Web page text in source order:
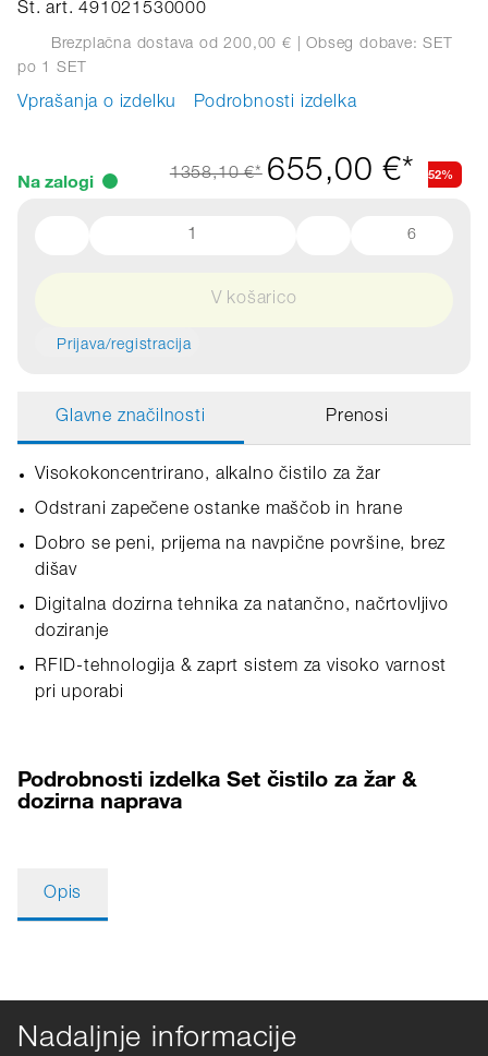
Št. art. 491021530000
Brezplačna dostava od 200,00 € | Obseg dobave: SET
po 1 SET
Vprašanja o izdelku Podrobnosti izdelka
Na zalogi 1358,10 €* 655,00 €* 52%
6
V košarico
Prijava/registracija
Glavne značilnosti Prenosi
Visokokoncentrirano, alkalno čistilo za žar
Odstrani zapečene ostanke maščob in hrane
Dobro se peni, prijema na navpične površine, brez
dišav
Digitalna dozirna tehnika za natančno, načrtovljivo
doziranje
RFID‑tehnologija & zaprt sistem za visoko varnost
pri uporabi
Podrobnosti izdelka Set čistilo za žar &
dozirna naprava
Opis
Nadaljnje informacije